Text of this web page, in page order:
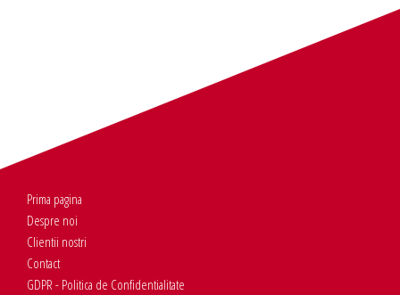
Prima pagina
Despre noi
Clientii nostri
Contact
GDPR - Politica de Confidentialitate